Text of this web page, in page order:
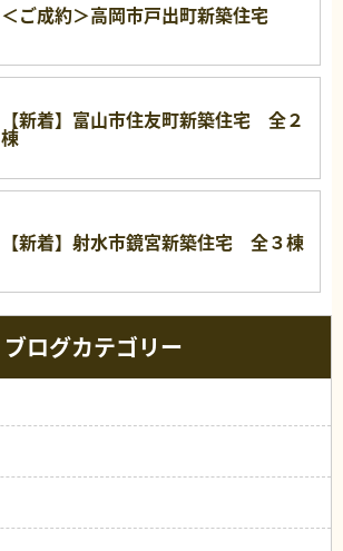
＜ご成約＞高岡市戸出町新築住宅
【新着】富山市住友町新築住宅 全２
棟
【新着】射水市鏡宮新築住宅 全３棟
ブログカテゴリー